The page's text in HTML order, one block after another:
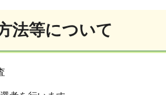
法等について